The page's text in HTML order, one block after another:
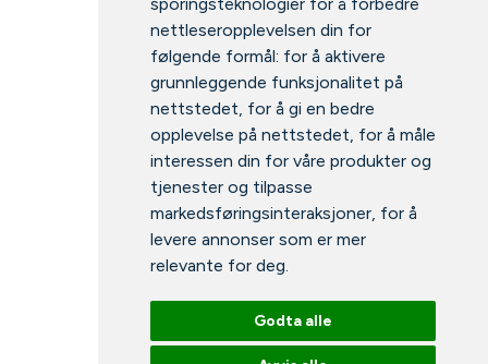
nettleseropplevelsen din for
følgende formål: for å aktivere
grunnleggende funksjonalitet på
nettstedet, for å gi en bedre
opplevelse på nettstedet, for å måle
interessen din for våre produkter og
tjenester og tilpasse
markedsføringsinteraksjoner, for å
levere annonser som er mer
relevante for deg.
Godta alle